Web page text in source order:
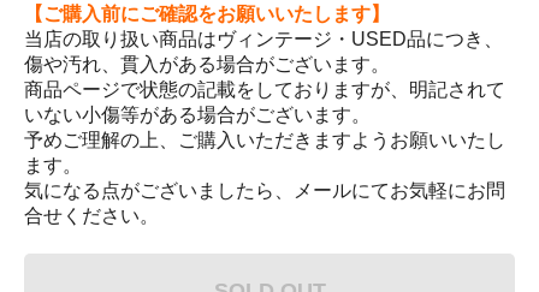
【ご購入前にご確認をお願いいたします】
当店の取り扱い商品はヴィンテージ・USED品につき、
傷や汚れ、貫入がある場合がございます。
商品ページで状態の記載をしておりますが、明記されて
いない小傷等がある場合がございます。
予めご理解の上、ご購入いただきますようお願いいたし
ます。
気になる点がございましたら、メールにてお気軽にお問
合せください。